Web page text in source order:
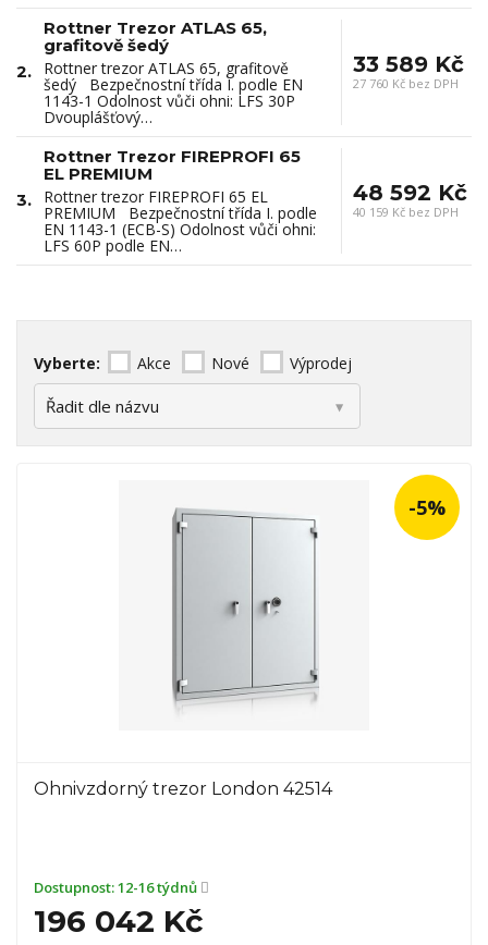
2.
Rottner Trezor ATLAS 65,
grafitově šedý
Rottner trezor ATLAS 65, grafitově
šedý Bezpečnostní třída I. podle EN
1143-1 Odolnost vůči ohni: LFS 30P
Dvouplášťový…
33 589 Kč
27 760 Kč bez DPH
3.
Rottner Trezor FIREPROFI 65
EL PREMIUM
Rottner trezor FIREPROFI 65 EL
PREMIUM Bezpečnostní třída I. podle
EN 1143-1 (ECB-S) Odolnost vůči ohni:
LFS 60P podle EN…
48 592 Kč
40 159 Kč bez DPH
Vyberte: Akce Nové Výprodej
Ohnivzdorný trezor London 42514
Dostupnost:12-16 týdnů
196 042 Kč
-5%